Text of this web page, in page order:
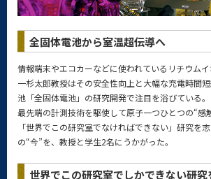
全固体電池から室温超伝導へ
情報端末やエコカーなどに使われているリチウムイ
一杉太郎教授はその安全性向上と大幅な充電時間
池「全固体電池」の研究開発で注目を浴びている。
最先端の計測技術を駆使して原子一つひとつの“感
「世界でこの研究室でなければできない」研究を
の“今”を、教授と学生2名にうかがった。
世界でこの研究室でしかできない研究